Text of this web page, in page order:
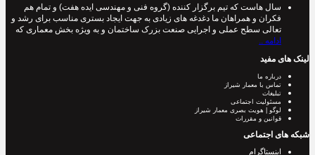
سال هاست که تیم برگزار کننده (گروه فنی و مهندسی ایده هفت) و تمام هم
فکران و همراهان ما دغدغه های زیادی به جهت ایجاد بستری مناسب برای رشد و
تعالی سطح عملی و اجرایی صنعت بزرک ساختمان و به ویژه بخش معماری که
ادامه ..
لینک های مفید
درباره ما
تماس با معمار شیراز
تبلیغات
مسئولیت اجتماعی
لوگو | هویت بصری معمار شیراز
قوانین و مقررات
شبکه های اجتماعی
اینستاگرام